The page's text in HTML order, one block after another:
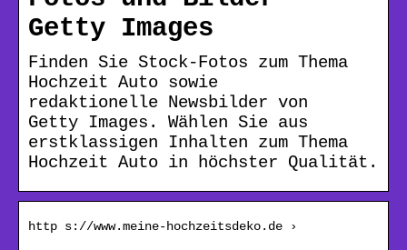
Getty Images
Finden Sie Stock-Fotos zum Thema
Hochzeit Auto sowie
redaktionelle Newsbilder von
Getty Images. Wählen Sie aus
erstklassigen Inhalten zum Thema
Hochzeit Auto in höchster Qualität.
http s://www.meine-hochzeitsdeko.de ›